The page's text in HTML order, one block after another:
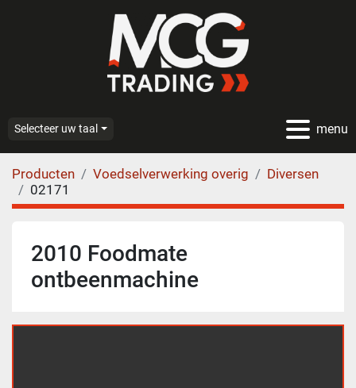
menu
Selecteer uw taal
Producten Voedselverwerking overig
Diversen
02171
2010 Foodmate
ontbeenmachine